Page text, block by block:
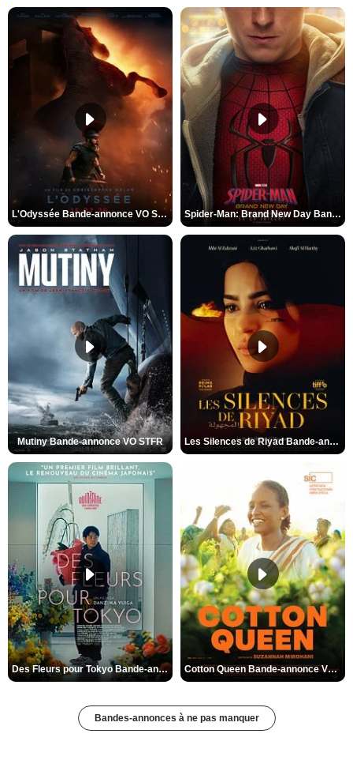
L'Odyssée Bande-annonce VO STFR Spider-Man: Brand New Day Bande-annonce VO STFR
Mutiny Bande-annonce VO STFR Les Silences de Riyad Bande-annonce VO STFR
Des Fleurs pour Tokyo Bande-annonce VO STFR Cotton Queen Bande-annonce VO STFR
Bandes-annonces à ne pas manquer